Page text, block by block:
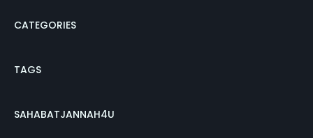
CATEGORIES
TAGS
SAHABATJANNAH4U